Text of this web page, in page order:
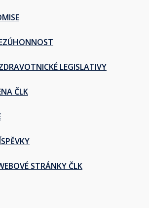
LEGISLATIVY
ČLK
STRÁNKY ČLK